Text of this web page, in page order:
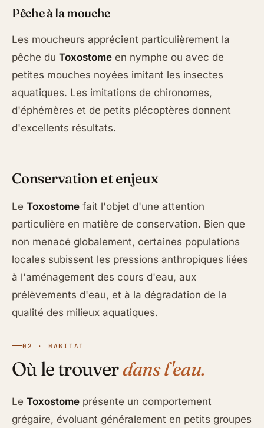
Pêche à la mouche
Les moucheurs apprécient particulièrement la
pêche du Toxostome en nymphe ou avec de
petites mouches noyées imitant les insectes
aquatiques. Les imitations de chironomes,
d'éphémères et de petits plécoptères donnent
d'excellents résultats.
Conservation et enjeux
Le Toxostome fait l'objet d'une attention
particulière en matière de conservation. Bien que
non menacé globalement, certaines populations
locales subissent les pressions anthropiques liées
à l'aménagement des cours d'eau, aux
prélèvements d'eau, et à la dégradation de la
qualité des milieux aquatiques.
02 · HABITAT
Où le trouverdans l'eau.
Le Toxostome présente un comportement
grégaire, évoluant généralement en petits groupes